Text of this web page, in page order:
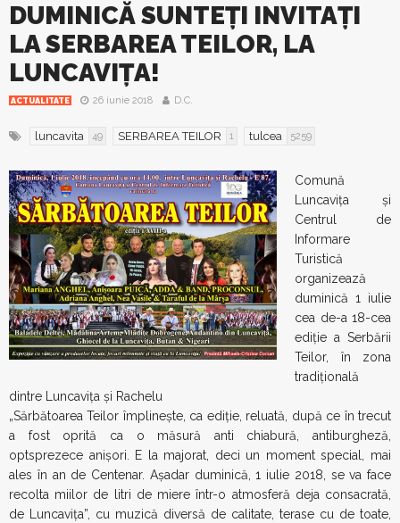
DUMINICĂ SUNTEȚI INVITAȚI
LA SERBAREA TEILOR, LA
LUNCAVIȚA!
ACTUALITATE 26 iunie 2018 D.C.
luncavita 49 SERBAREA TEILOR 1 tulcea 5259
Comună
Luncavița și
Centrul de
Informare
Turistică
organizează
duminică 1 iulie
cea de-a 18-cea
ediție a Serbării
Teilor, în zona
tradițională
dintre Luncavița și Rachelu
„Sărbătoarea Teilor împlinește, ca ediție, reluată, după ce în trecut
a fost oprită ca o măsură anti chiabură, antiburgheză,
optsprezece anișori. E la majorat, deci un moment special, mai
ales în an de Centenar. Așadar duminică, 1 iulie 2018, se va face
recolta miilor de litri de miere într-o atmosferă deja consacrată,
de Luncavița”, cu muzică diversă de calitate, terase cu de toate,